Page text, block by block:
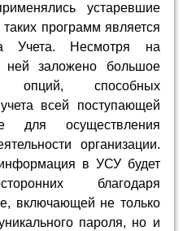
устаревшие
программ является
Учета. Несмотря на
ней заложено большое
опций, способных
всей поступающей
для осуществления
организации.
в УСУ будет
благодаря
включающей не только
пароля, но и